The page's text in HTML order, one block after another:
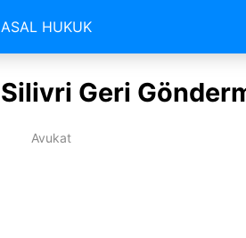
ASAL HUKUK
Silivri Geri
Avukat